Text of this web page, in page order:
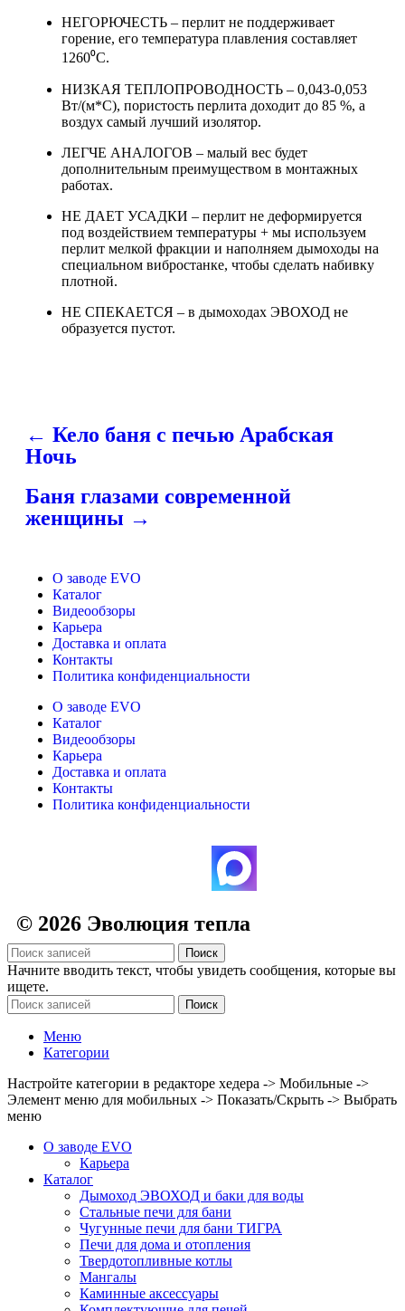
НЕГОРЮЧЕСТЬ – перлит не поддерживает
горение, его температура плавления составляет
1260⁰С.
НИЗКАЯ ТЕПЛОПРОВОДНОСТЬ – 0,043-0,053
Вт/(м*С), пористость перлита доходит до 85 %, а
воздух самый лучший изолятор.
ЛЕГЧЕ АНАЛОГОВ – малый вес будет
дополнительным преимуществом в монтажных
работах.
НЕ ДАЕТ УСАДКИ – перлит не деформируется
под воздействием температуры + мы используем
перлит мелкой фракции и наполняем дымоходы на
специальном вибростанке, чтобы сделать набивку
плотной.
НЕ СПЕКАЕТСЯ – в дымоходах ЭВОХОД не
образуется пустот.
← Кело баня с печью Арабская
Ночь
Баня глазами современной
женщины →
О заводе EVO
Каталог
Видеообзоры
Карьера
Доставка и оплата
Контакты
Политика конфиденциальности
О заводе EVO
Каталог
Видеообзоры
Карьера
Доставка и оплата
Контакты
Политика конфиденциальности
© 2026 Эволюция тепла
Поиск
Начните вводить текст, чтобы увидеть сообщения, которые вы
ищете.
Поиск
Меню
Категории
Настройте категории в редакторе хедера -> Мобильные ->
Элемент меню для мобильных -> Показать/Скрыть -> Выбрать
меню
О заводе EVO
Карьера
Каталог
Дымоход ЭВОХОД и баки для воды
Стальные печи для бани
Чугунные печи для бани ТИГРА
Печи для дома и отопления
Твердотопливные котлы
Мангалы
Каминные аксессуары